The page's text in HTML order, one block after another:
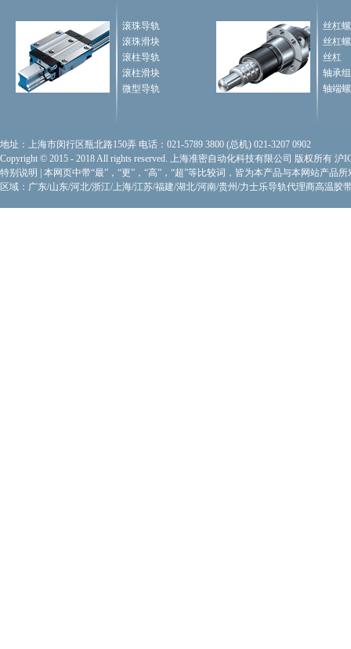
滚珠导轨
滚珠滑块
滚柱导轨
滚柱滑块
微型导轨
丝杠
丝杠
丝杠
轴承
轴端
地址：上海市闵行区瓶北路150弄 电话：021-5789 3800 (总机) 021-3207 0902
Copyright © 2015 - 2018 All rights reserved. 上海准密自动化科技有限公司 版权所有 沪
特别说明
本网页中带“最”，“更”，“高”，“超”等比较词，皆为本产品与本网站产品所
区域：广东/山东/河北/浙江/上海/江苏/福建/湖北/河南/贵州/力士乐导轨代理商高温胶